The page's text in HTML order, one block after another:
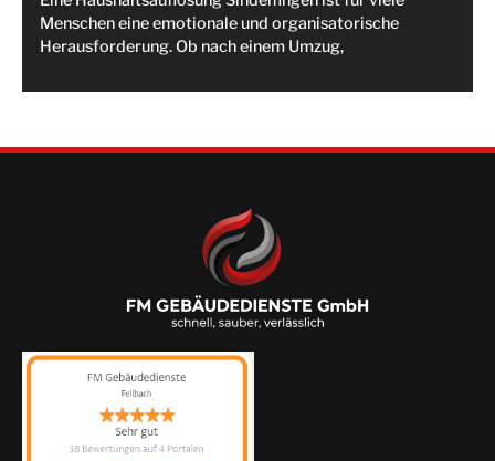
Menschen eine emotionale und organisatorische
Herausforderung. Ob nach einem Umzug,